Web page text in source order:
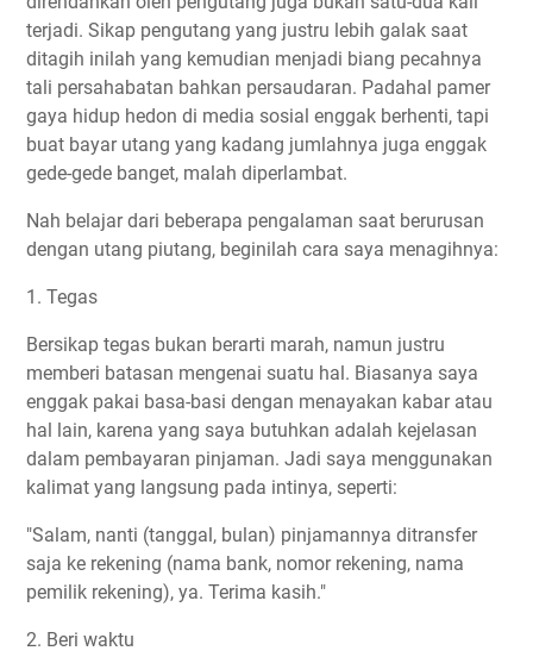
terjadi. Sikap pengutang yang justru lebih galak saat
ditagih inilah yang kemudian menjadi biang pecahnya
tali persahabatan bahkan persaudaran. Padahal pamer
gaya hidup hedon di media sosial enggak berhenti, tapi
buat bayar utang yang kadang jumlahnya juga enggak
gede-gede banget, malah diperlambat.
Nah belajar dari beberapa pengalaman saat berurusan
dengan utang piutang, beginilah cara saya menagihnya:
1. Tegas
Bersikap tegas bukan berarti marah, namun justru
memberi batasan mengenai suatu hal. Biasanya saya
enggak pakai basa-basi dengan menayakan kabar atau
hal lain, karena yang saya butuhkan adalah kejelasan
dalam pembayaran pinjaman. Jadi saya menggunakan
kalimat yang langsung pada intinya, seperti:
"Salam, nanti (tanggal, bulan) pinjamannya ditransfer
saja ke rekening (nama bank, nomor rekening, nama
pemilik rekening), ya. Terima kasih."
2. Beri waktu